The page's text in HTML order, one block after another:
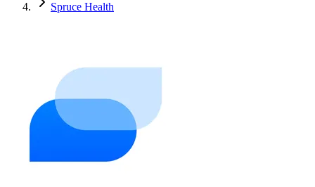
Spruce Health